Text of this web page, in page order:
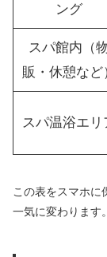
ング
スパ館内（
販・休憩など
スパ温浴エリ
この表をスマホに
一気に変わります。